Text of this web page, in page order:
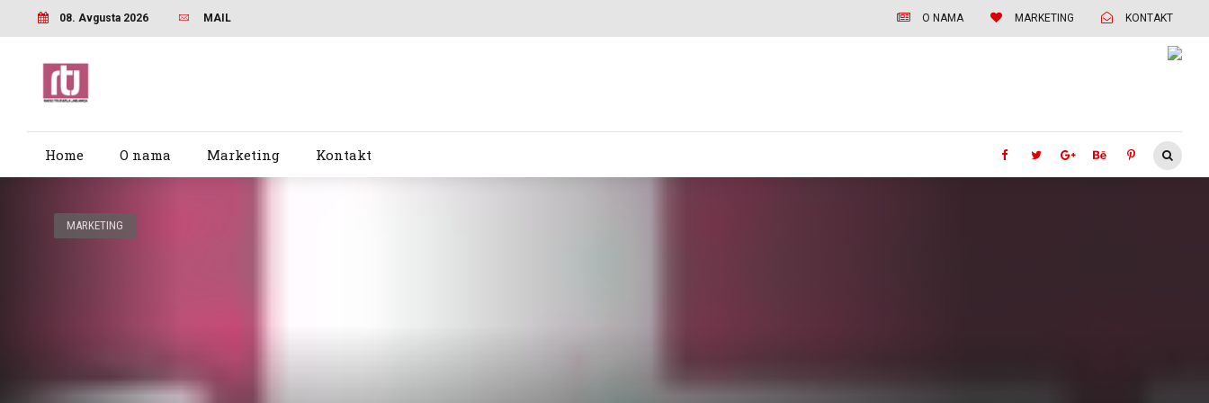
08. Avgusta 2026 MAIL O NAMA MARKETING KONTAKT
Home O nama Marketing Kontakt
MARKETING